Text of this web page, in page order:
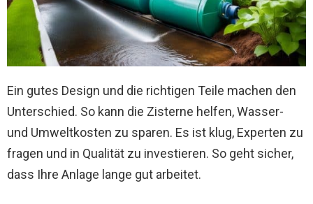
Ein gutes Design und die richtigen Teile machen den
Unterschied. So kann die Zisterne helfen, Wasser-
und Umweltkosten zu sparen. Es ist klug, Experten zu
fragen und in Qualität zu investieren. So geht sicher,
dass Ihre Anlage lange gut arbeitet.